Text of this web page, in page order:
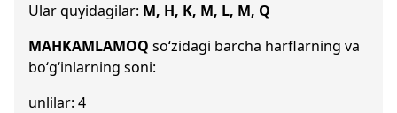
Ular quyidagilar: M, H, K, M, L, M, Q
MAHKAMLAMOQ so‘zidagi barcha harflarning va
bo‘g‘inlarning soni:
unlilar: 4